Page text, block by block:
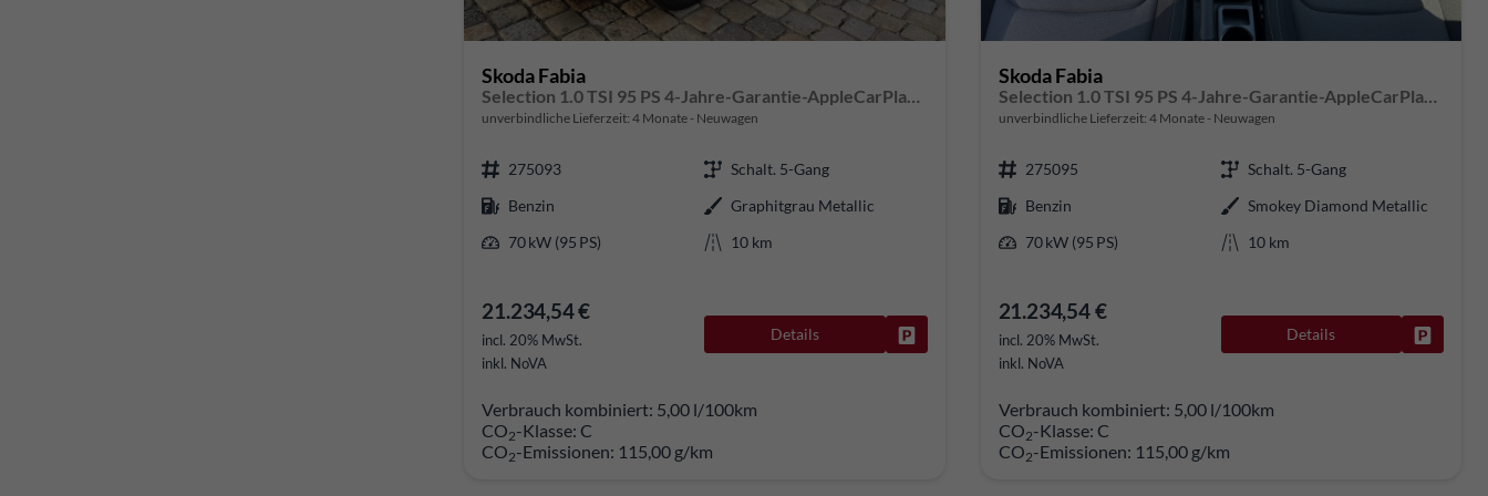
Skoda Fabia
Selection 1.0 TSI 95 PS 4-Jahre-Garantie-AppleCarPlay-AndroidAuto-LED-PDC-Sitzheizung-DAB-Klima
unverbindliche Lieferzeit:4 Monate Neuwagen
275093
Schalt. 5-Gang
Benzin
Graphitgrau Metallic
70 kW (95 PS)
10 km
21.234,54 €
incl. 20% MwSt.
inkl. NoVA
Details Fahrzeug parken
Verbrauch kombiniert: 5,00 l/100km
CO2-Klasse: C
CO2-Emissionen: 115,00 g/km
Skoda Fabia
Selection 1.0 TSI 95 PS 4-Jahre-Garantie-AppleCarPlay-AndroidAuto-LED-PDC-Sitzheizung-DAB-Klima
unverbindliche Lieferzeit: 4 Monate Neuwagen
275095
Schalt. 5-Gang
Benzin
Smokey Diamond Metallic
70 kW (95 PS)
10 km
21.234,54 €
incl. 20% MwSt.
inkl. NoVA
Details
Verbrauch kombiniert: 5,00 l/100km
CO2-Klasse: C
CO2-Emissionen: 115,00 g/km